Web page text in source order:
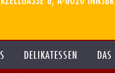
DELIKATESSEN